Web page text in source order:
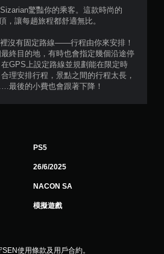
星
）
，
共
8
驚豔你的乘客。這款時尚的
，讓每趟旅程都舒適無比。
沒有固定路線——行程由你來安排！
終目的地，有時也會指定幾個沿途停
GPS上設定路線並規劃能在限定時
理安排行程，景點之間的行程太長，
最後的小費也會跟著下降！
PS5
26/6/2025
NACON SA
模擬遊戲
使用條款及用戶合約。